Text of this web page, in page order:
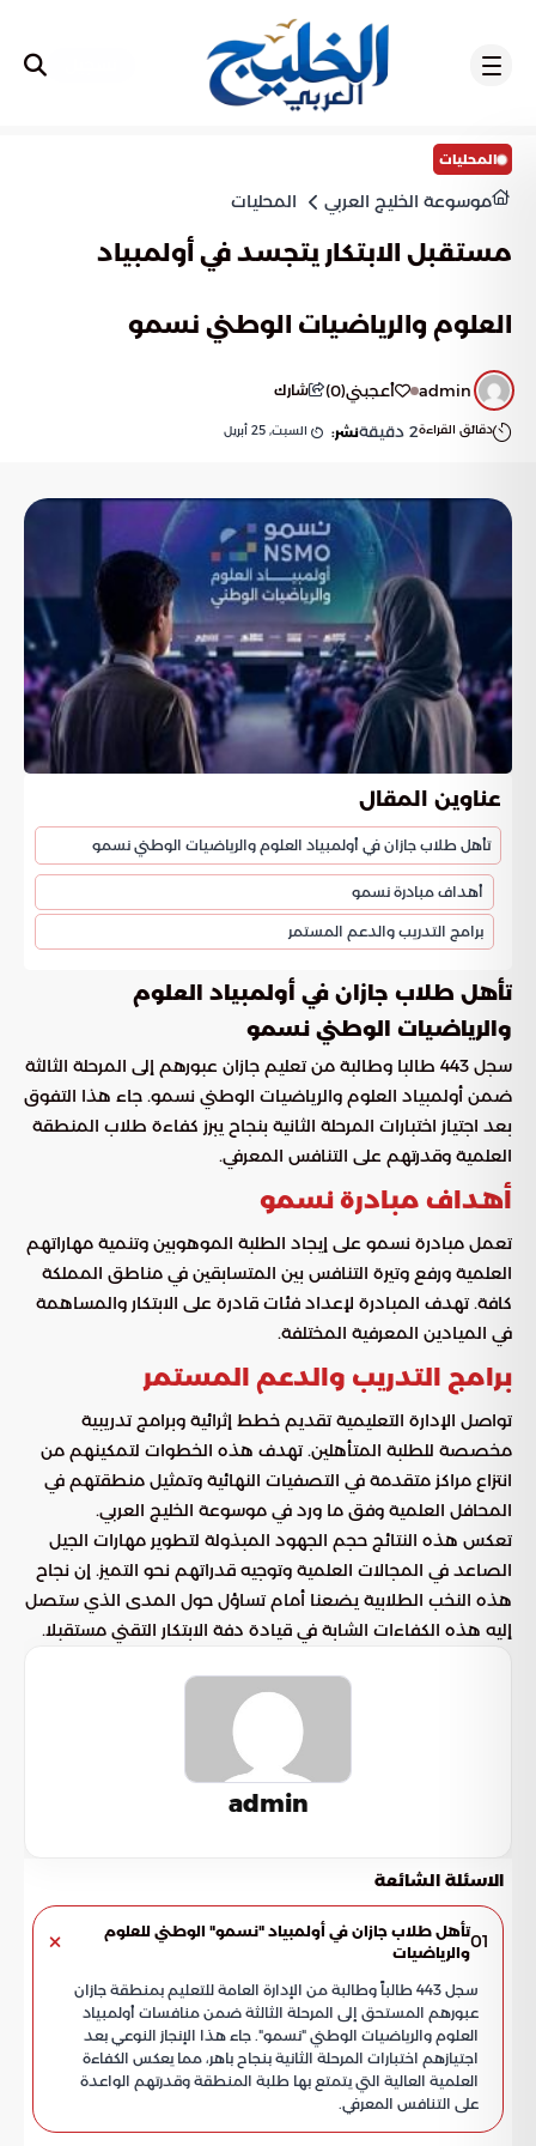
المحليات
موسوعة الخليج العربي المحليات
مستقبل الابتكار يتجسد في أولمبياد
العلوم والرياضيات الوطني نسمو
admin أعجبني(
0
) شارك
دقائق القراءة2 دقيقةنشر: السبت, 25 أبريل
عناوين المقال
تأهل طلاب جازان في أولمبياد العلوم والرياضيات الوطني نسمو
أهداف مبادرة نسمو
برامج التدريب والدعم المستمر
تأهل طلاب جازان في أولمبياد العلوم
والرياضيات الوطني نسمو
سجل 443 طالبا وطالبة من تعليم جازان عبورهم إلى المرحلة الثالثة
ضمن أولمبياد العلوم والرياضيات الوطني نسمو. جاء هذا التفوق
بعد اجتياز اختبارات المرحلة الثانية بنجاح يبرز كفاءة طلاب المنطقة
العلمية وقدرتهم على التنافس المعرفي.
أهداف مبادرة نسمو
تعمل مبادرة نسمو على إيجاد الطلبة الموهوبين وتنمية مهاراتهم
العلمية ورفع وتيرة التنافس بين المتسابقين في مناطق المملكة
كافة. تهدف المبادرة لإعداد فئات قادرة على الابتكار والمساهمة
في الميادين المعرفية المختلفة.
برامج التدريب والدعم المستمر
تواصل الإدارة التعليمية تقديم خطط إثرائية وبرامج تدريبية
مخصصة للطلبة المتأهلين. تهدف هذه الخطوات لتمكينهم من
انتزاع مراكز متقدمة في التصفيات النهائية وتمثيل منطقتهم في
المحافل العلمية وفق ما ورد في موسوعة الخليج العربي.
تعكس هذه النتائج حجم الجهود المبذولة لتطوير مهارات الجيل
الصاعد في المجالات العلمية وتوجيه قدراتهم نحو التميز. إن نجاح
هذه النخب الطلابية يضعنا أمام تساؤل حول المدى الذي ستصل
إليه هذه الكفاءات الشابة في قيادة دفة الابتكار التقني مستقبلا.
admin
الاسئلة الشائعة
01تأهل طلاب جازان في أولمبياد "نسمو" الوطني للعلوم
والرياضيات
سجل 443 طالباً وطالبة من الإدارة العامة للتعليم بمنطقة جازان
عبورهم المستحق إلى المرحلة الثالثة ضمن منافسات أولمبياد
العلوم والرياضيات الوطني "نسمو". جاء هذا الإنجاز النوعي بعد
اجتيازهم اختبارات المرحلة الثانية بنجاح باهر، مما يعكس الكفاءة
العلمية العالية التي يتمتع بها طلبة المنطقة وقدرتهم الواعدة
على التنافس المعرفي.